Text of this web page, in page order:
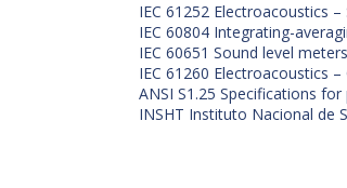
IEC 61252 Electroacoustics
IEC 60804 Integrating-
IEC 60651 Sound level meters
IEC 61260 Electroacoustics
ANSI S1.25 Specifications
INSHT Instituto Nacional de